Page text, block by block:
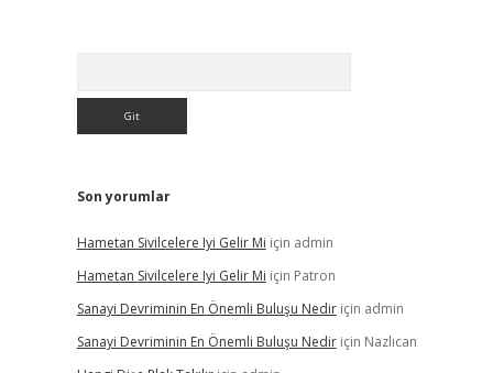
Son yorumlar
Hametan Sivilcelere Iyi Gelir Mi için admin
Hametan Sivilcelere Iyi Gelir Mi için Patron
Sanayi Devriminin En Önemli Buluşu Nediriçin admin
Sanayi Devriminin En Önemli Buluşu Nediriçin Nazlıcan